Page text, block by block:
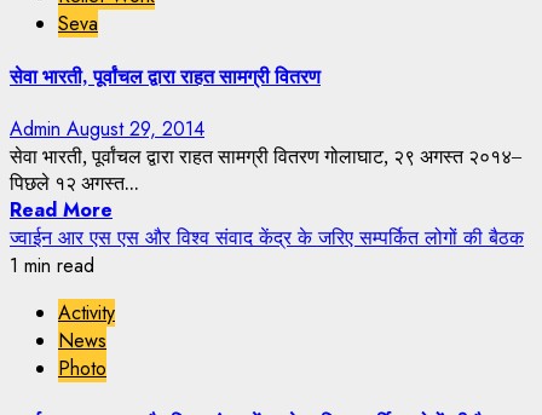
Seva
सेवा भारती, पूर्वांचल द्वारा राहत सामग्री वितरण
Admin August 29, 2014
सेवा भारती, पूर्वांचल द्वारा राहत सामग्री वितरण गोलाघाट, २९ अगस्त २०१४–
पिछले १२ अगस्त...
Read More
ज्वाईन आर एस एस और विश्व संवाद केंद्र के जरिए सम्पर्कित लोगों की बैठक
1 min read
Activity
News
Photo